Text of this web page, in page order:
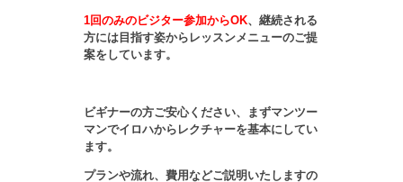
1回のみのビジター参加からOK、継続される
方には目指す姿からレッスンメニューのご提
案をしています。
ビギナーの方ご安心ください、まずマンツー
マンでイロハからレクチャーを基本にしてい
ます。
プランや流れ、費用などご説明いたしますの